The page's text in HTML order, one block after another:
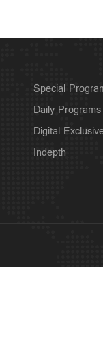
Special
Daily Programs
Digital
Indepth